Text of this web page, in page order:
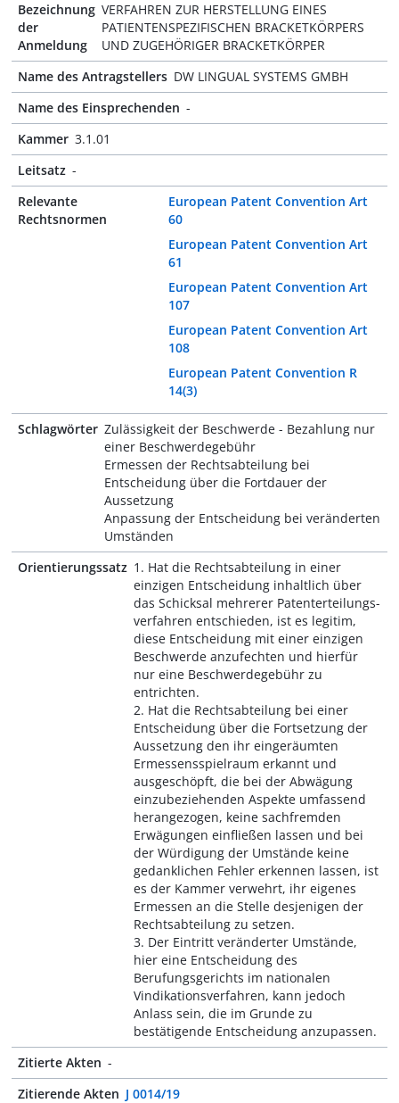
Bezeichnung
der
Anmeldung
VERFAHREN ZUR HERSTELLUNG EINES
PATIENTENSPEZIFISCHEN BRACKETKÖRPERS
UND ZUGEHÖRIGER BRACKETKÖRPER
Name des Antragstellers DW LINGUAL SYSTEMS GMBH
Name des Einsprechenden -
Kammer 3.1.01
Leitsatz -
Relevante
Rechtsnormen
European Patent Convention Art
60
European Patent Convention Art
61
European Patent Convention Art
107
European Patent Convention Art
108
European Patent Convention R
14(3)
Schlagwörter Zulässigkeit der Beschwerde - Bezahlung nur
einer Beschwerdegebühr
Ermessen der Rechtsabteilung bei
Entscheidung über die Fortdauer der
Aussetzung
Anpassung der Entscheidung bei veränderten
Umständen
Orientierungssatz 1. Hat die Rechtsabteilung in einer
einzigen Entscheidung inhaltlich über
das Schicksal mehrerer Patenterteilungs­
verfahren entschieden, ist es legitim,
diese Entscheidung mit einer einzigen
Beschwerde anzufechten und hierfür
nur eine Beschwerdegebühr zu
entrichten.
2. Hat die Rechtsabteilung bei einer
Entscheidung über die Fortsetzung der
Aussetzung den ihr eingeräumten
Ermessensspielraum erkannt und
ausgeschöpft, die bei der Abwägung
einzubeziehenden Aspekte umfassend
herangezogen, keine sachfremden
Erwägungen einfließen lassen und bei
der Würdigung der Umstände keine
gedanklichen Fehler erkennen lassen, ist
es der Kammer verwehrt, ihr eigenes
Ermessen an die Stelle desjenigen der
Rechtsabteilung zu setzen.
3. Der Eintritt veränderter Umstände,
hier eine Entscheidung des
Berufungsgerichts im nationalen
Vindikationsverfahren, kann jedoch
Anlass sein, die im Grunde zu
bestätigende Entscheidung anzupassen.
Zitierte Akten -
Zitierende Akten J 0014/19